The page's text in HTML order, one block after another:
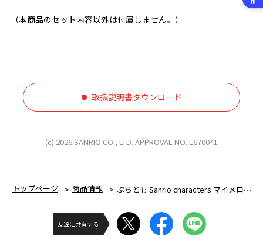
（本商品のセット内容以外は付属しません。）
取扱説明書ダウンロード
(c) 2026 SANRIO CO., LTD. APPROVAL NO. L670041
トップページ 商品情報 ぷちとも Sanrio characters マイメロディ＆クロミのびょういん
友達に共有する